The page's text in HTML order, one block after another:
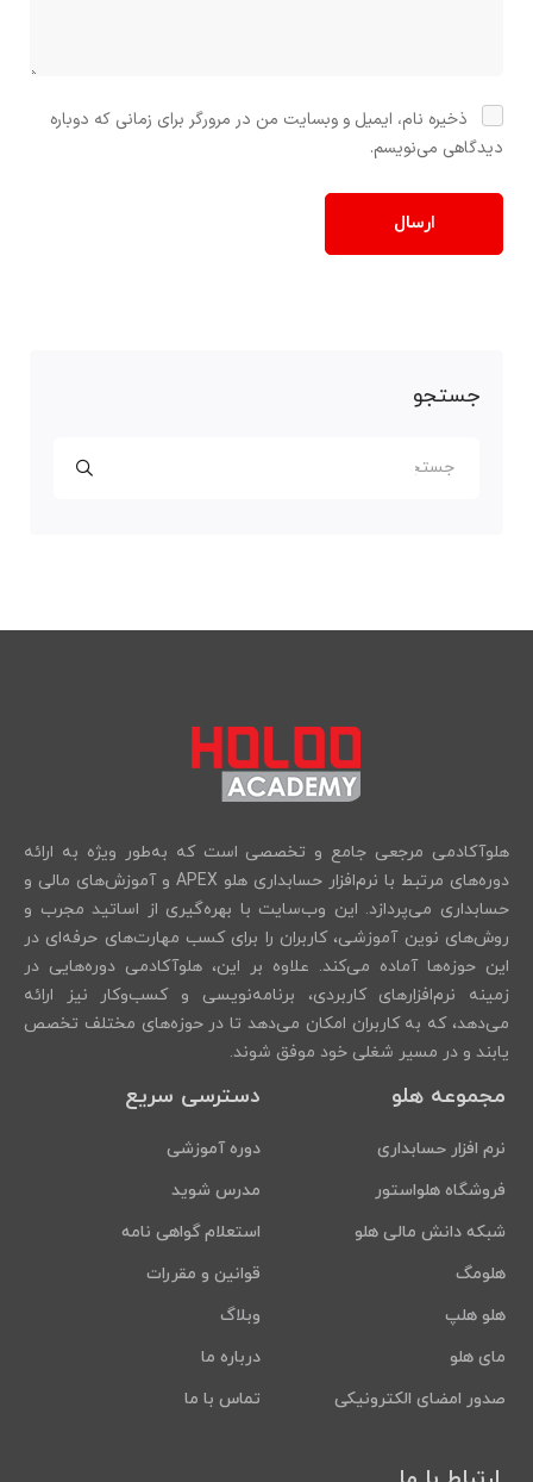
جستجو
ذخیره نام، ایمیل و وبسایت من در مرورگر برای زمانی که دوباره
دیدگاهی می‌نویسم.
هلوآکادمی مرجعی جامع و تخصصی است که به‌طور ویژه به ارائه
دوره‌های مرتبط با نرم‌افزار حسابداری هلو APEX و آموزش‌های مالی و
حسابداری می‌پردازد. این وب‌سایت با بهره‌گیری از اساتید مجرب و
روش‌های نوین آموزشی، کاربران را برای کسب مهارت‌های حرفه‌ای در
این حوزه‌ها آماده می‌کند. علاوه بر این، هلوآکادمی دوره‌هایی در
زمینه نرم‌افزارهای کاربردی، برنامه‌نویسی و کسب‌وکار نیز ارائه
می‌دهد، که به کاربران امکان می‌دهد تا در حوزه‌های مختلف تخصص
یابند و در مسیر شغلی خود موفق شوند.
مجموعه هلو
نرم افزار حسابداری
فروشگاه هلواستور
شبکه دانش مالی هلو
هلومگ
هلو هلپ
مای هلو
صدور امضای الکترونیکی
دسترسی سریع
دوره آموزشی
مدرس شوید
استعلام گواهی نامه
قوانین و مقررات
وبلاگ
درباره ما
تماس با ما